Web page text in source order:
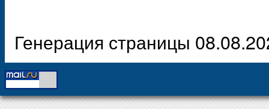
Генерация страницы